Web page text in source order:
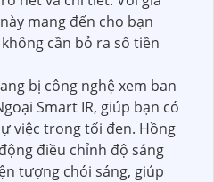
mang đến cho bạn
cần bỏ ra số tiền
bị công nghệ xem ban
Smart IR, giúp bạn có
việc trong tối đen. Hồng
điều chỉnh độ sáng
tượng chói sáng, giúp